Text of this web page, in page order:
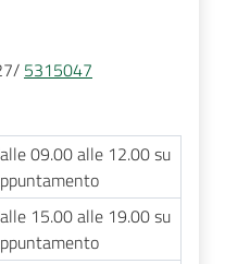
5315047
09.00 alle 12.00 su
15.00 alle 19.00 su